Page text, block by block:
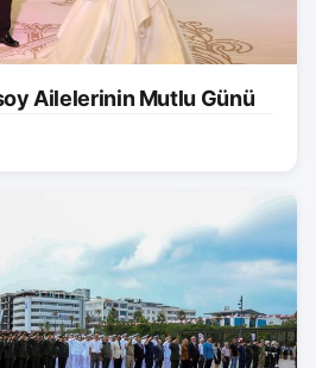
Ailelerinin Mutlu Günü